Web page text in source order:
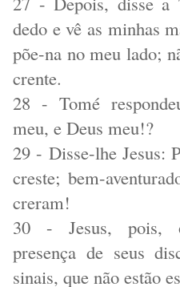
dedo e vê as minhas
põe-na no meu lado;
crente.
28 - Tomé
meu, e Deus meu!?
29 - Disse-lhe Jesus:
creste; bem-
creram!
30 - Jesus, pois,
presença de seus
sinais, que não estão